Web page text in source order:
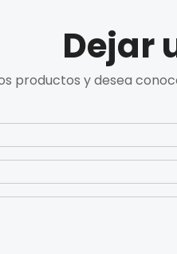
Dejar
productos y desea